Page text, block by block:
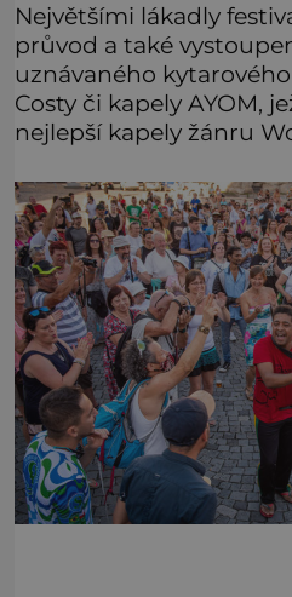
Největšími lákadly
průvod a také
uznávaného
Costy či kapely AYOM,
nejlepší kapely žánru